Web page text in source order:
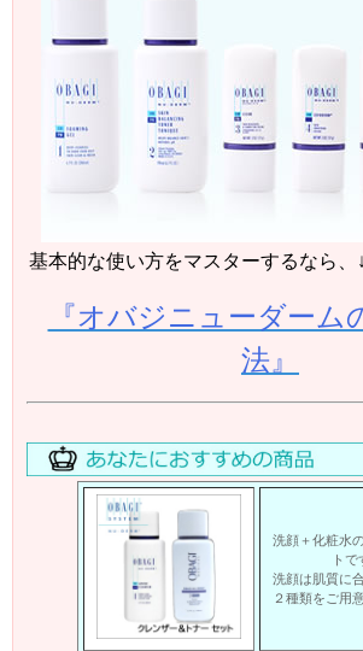
基本的な使い方をマスターするなら、
『オバジニューダーム
法』
洗顔＋化粧水
トで
洗顔は肌質に
２種類をご用